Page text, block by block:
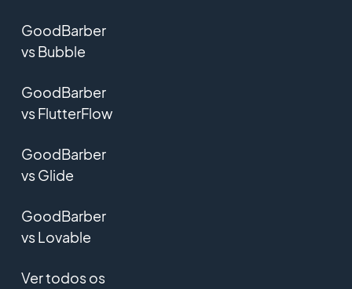
GoodBarber
vs Bubble
GoodBarber
vs FlutterFlow
GoodBarber
vs Glide
GoodBarber
vs Lovable
Ver todos os